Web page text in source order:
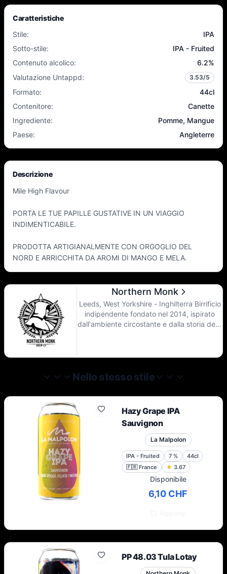
Caratteristiche
Stile:
IPA
Sotto-stile:
IPA - Fruited
Contenuto alcolico: 6.2%
Valutazione Untappd: 3.53/5
Formato:
44cl
Contenitore:
Canette
Ingrediente:
Pomme, Mangue
Paese: Angleterre
Descrizione
Mile High Flavour
PORTA LE TUE PAPILLE GUSTATIVE IN UN VIAGGIO
INDIMENTICABILE.
PRODOTTA ARTIGIANALMENTE CON ORGOGLIO DEL
NORD E ARRICCHITA DA AROMI DI MANGO E MELA.
Northern Monk
Leeds, West Yorkshire - Inghilterra Birrificio
indipendente fondato nel 2014, ispirato
dall'ambiente circostante e dalla storia della
impegna a creare birre di altissima qualità,
della produzione monastica con un
tecniche. Oggi, nel Nord, portano la
fiaccola di tutta la birra che è stata e di
tutta la birra che può essere.
Nello stesso stile
Hazy Grape IPA
Sauvignon
La Malpolon
IPA - Fruited 7 %
44cl
🇫🇷 France ★ 3.67
Disponibile
6,10 CHF
PP 48.03 Tula Lotay